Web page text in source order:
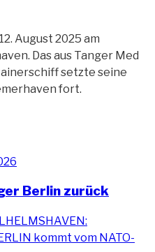
August 2025 am
Das aus Tanger Med
setzte seine
fort.
Berlin zurück